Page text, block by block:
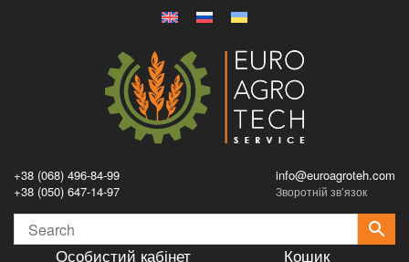
+38 (068) 496-84-99
+38 (050) 647-14-97
info@euroagroteh.com
Зворотній зв’язок
Особистий кабінет Кошик